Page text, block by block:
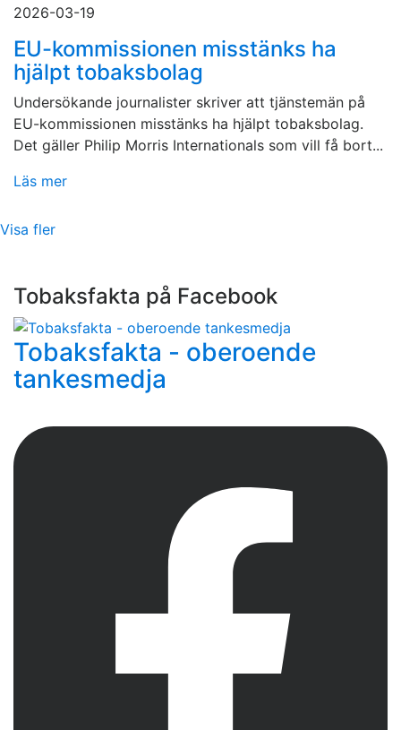
2026-03-19
EU-kommissionen misstänks ha
hjälpt tobaksbolag
Undersökande journalister skriver att tjänstemän på
EU-kommissionen misstänks ha hjälpt tobaksbolag.
Det gäller Philip Morris Internationals som vill få bort...
Läs mer
Visa fler
Tobaksfakta på Facebook
Tobaksfakta - oberoende
tankesmedja